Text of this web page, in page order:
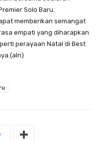
Solo Baru.
memberikan semangat
empati yang diharapkan
perayaan Natal di Best